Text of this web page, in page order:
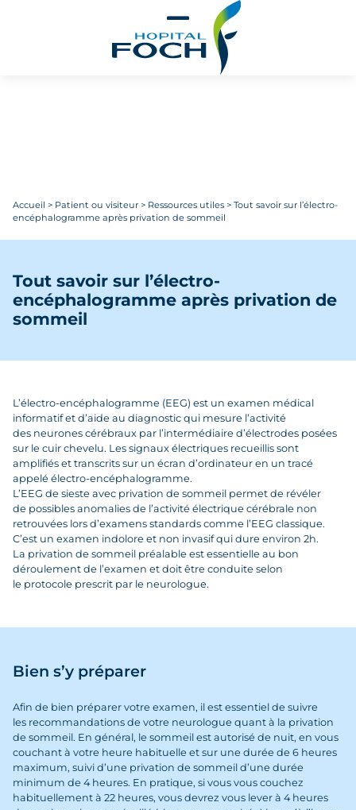
Accueil > Patient ou visiteur > Ressources utiles > Tout savoir sur l’électro-
encéphalogramme après privation de sommeil
Tout savoir sur l’électro-
encéphalogramme après privation de
sommeil
L’électro-encéphalogramme (EEG) est un examen médical
informatif et d’aide au diagnostic qui mesure l’activité
des neurones cérébraux par l’intermédiaire d’électrodes posées
sur le cuir chevelu. Les signaux électriques recueillis sont
amplifiés et transcrits sur un écran d’ordinateur en un tracé
appelé électro-encéphalogramme.
L’EEG de sieste avec privation de sommeil permet de révéler
de possibles anomalies de l’activité électrique cérébrale non
retrouvées lors d’examens standards comme l’EEG classique.
C’est un examen indolore et non invasif qui dure environ 2h.
La privation de sommeil préalable est essentielle au bon
déroulement de l’examen et doit être conduite selon
le protocole prescrit par le neurologue.
Bien s’y préparer
Afin de bien préparer votre examen, il est essentiel de suivre
les recommandations de votre neurologue quant à la privation
de sommeil. En général, le sommeil est autorisé de nuit, en vous
couchant à votre heure habituelle et sur une durée de 6 heures
maximum, suivi d’une privation de sommeil d’une durée
minimum de 4 heures. En pratique, si vous vous couchez
habituellement à 22 heures, vous devrez vous lever à 4 heures